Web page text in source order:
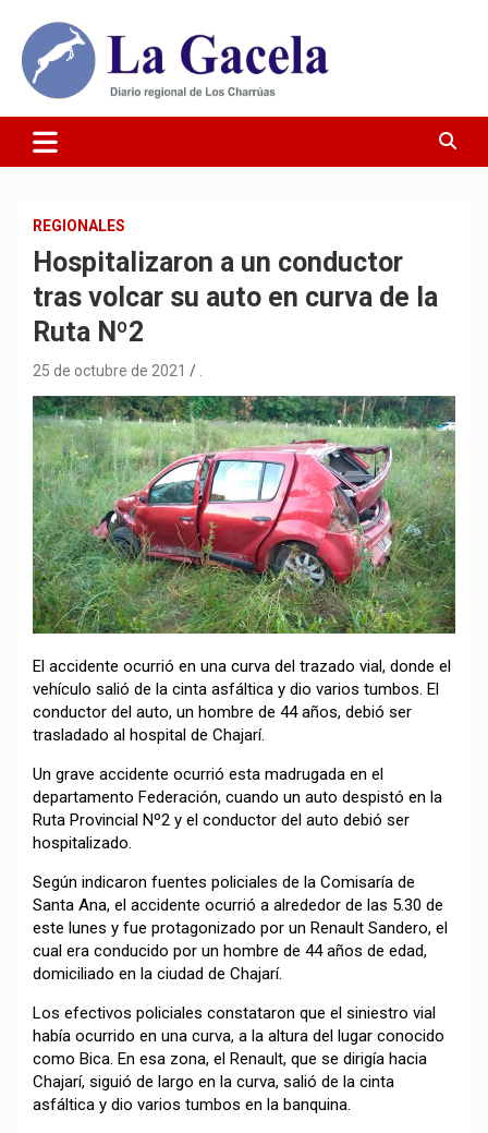
contenido
Diario La Gacela
REGIONALES
Hospitalizaron a un conductor
tras volcar su auto en curva de la
Ruta Nº2
25 de octubre de 2021
El accidente ocurrió en una curva del trazado vial, donde el
vehículo salió de la cinta asfáltica y dio varios tumbos. El
conductor del auto, un hombre de 44 años, debió ser
trasladado al hospital de Chajarí.
Un grave accidente ocurrió esta madrugada en el
departamento Federación, cuando un auto despistó en la
Ruta Provincial Nº2 y el conductor del auto debió ser
hospitalizado.
Según indicaron fuentes policiales de la Comisaría de
Santa Ana, el accidente ocurrió a alrededor de las 5.30 de
este lunes y fue protagonizado por un Renault Sandero, el
cual era conducido por un hombre de 44 años de edad,
domiciliado en la ciudad de Chajarí.
Los efectivos policiales constataron que el siniestro vial
había ocurrido en una curva, a la altura del lugar conocido
como Bica. En esa zona, el Renault, que se dirigía hacia
Chajarí, siguió de largo en la curva, salió de la cinta
asfáltica y dio varios tumbos en la banquina.